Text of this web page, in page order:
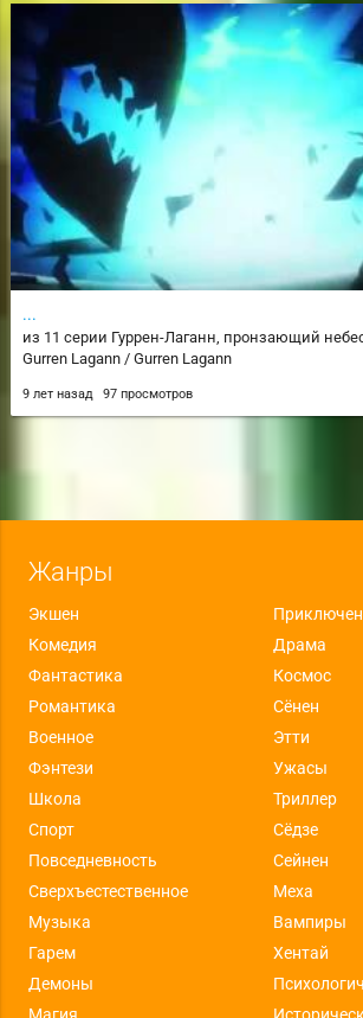
...
из 11 серии Гуррен-Лаганн, пронзающий
Gurren Lagann / Gurren Lagann
9 лет назад 97 просмотров
Жанры
Экшен
Комедия
Драма
Фантастика
Космос
Романтика
Сёнен
Военное
Этти
Фэнтези
Ужасы
Школа
Триллер
Спорт
Сёдзе
Повседневность
Сейнен
Сверхъестественное
Меха
Музыка
Вампиры
Гарем
Хентай
Демоны